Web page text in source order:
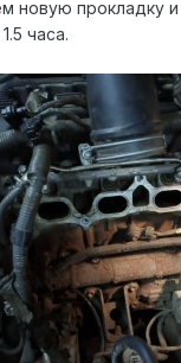
новую прокладку
часа.